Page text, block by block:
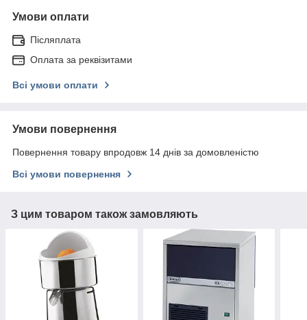
Умови оплати
Післяплата
Оплата за реквізитами
Всі умови оплати
Умови повернення
Повернення товару впродовж 14 днів за домовленістю
Всі умови повернення
З цим товаром також замовляють